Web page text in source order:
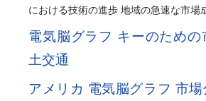
における技術の進歩 地域の急速な市場
電気脳グラフ キーのための
土交通
アメリカ 電気脳グラフ 市